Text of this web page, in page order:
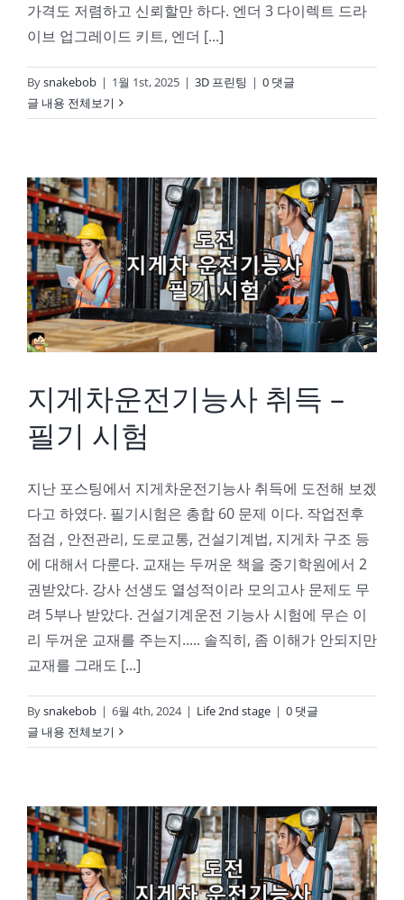
가격도 저렴하고 신뢰할만 하다. 엔더 3 다이렉트 드라
이브 업그레이드 키트, 엔더 [...]
Bysnakebob | 1월 1st, 2025 | 3D 프린팅 | 0 댓글
글 내용 전체보기
지게차운전기능사 취득 –
필기 시험
지난 포스팅에서 지게차운전기능사 취득에 도전해 보겠
다고 하였다. 필기시험은 총합 60 문제 이다. 작업전후
점검 , 안전관리, 도로교통, 건설기계법, 지게차 구조 등
에 대해서 다룬다. 교재는 두꺼운 책을 중기학원에서 2
권받았다. 강사 선생도 열성적이라 모의고사 문제도 무
려 5부나 받았다. 건설기계운전 기능사 시험에 무슨 이
리 두꺼운 교재를 주는지..... 솔직히, 좀 이해가 안되지만
교재를 그래도 [...]
Bysnakebob | 6월 4th, 2024 | Life 2nd stage | 0 댓글
글 내용 전체보기